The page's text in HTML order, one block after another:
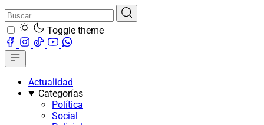
Toggle theme
Actualidad
Categorías
Política
Social